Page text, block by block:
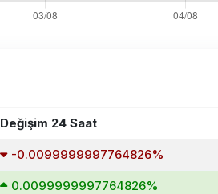
Değişim 24 Saat
-0.0099999997764826%
0.0099999997764826%